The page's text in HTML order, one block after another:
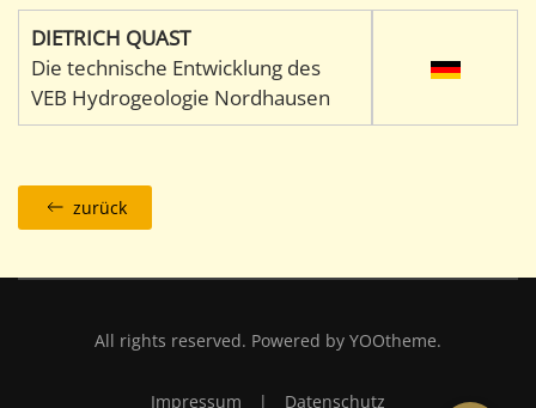
DIETRICH QUAST
Die technische Entwicklung des
VEB Hydrogeologie Nordhausen
zurück
All rights reserved. Powered by YOOtheme.
Impressum | Datenschutz